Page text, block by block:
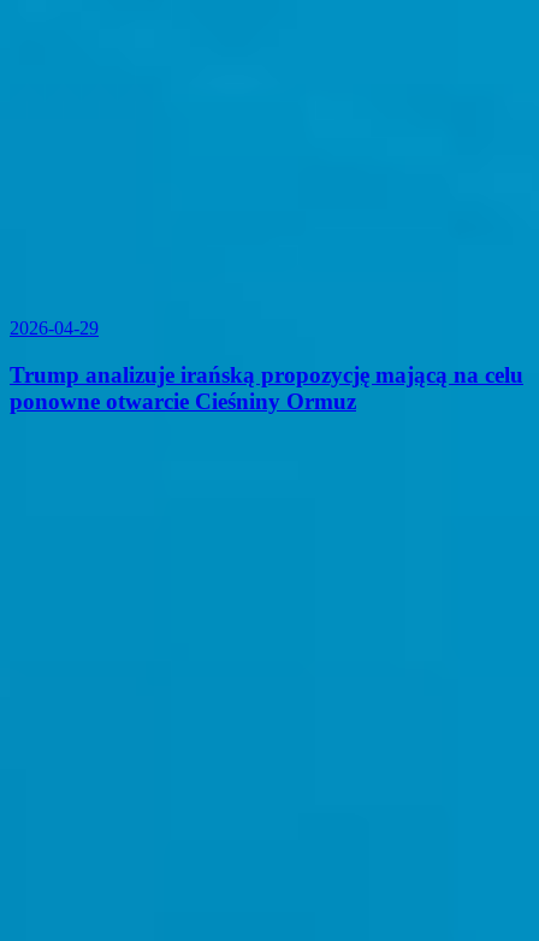
2026-04-29
Trump analizuje irańską propozycję mającą na celu
ponowne otwarcie Cieśniny Ormuz